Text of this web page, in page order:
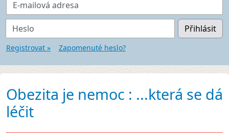
Heslo Přihlásit
Registrovat » Zapomenuté heslo?
Obezita je nemoc : ...která se dá
léčit